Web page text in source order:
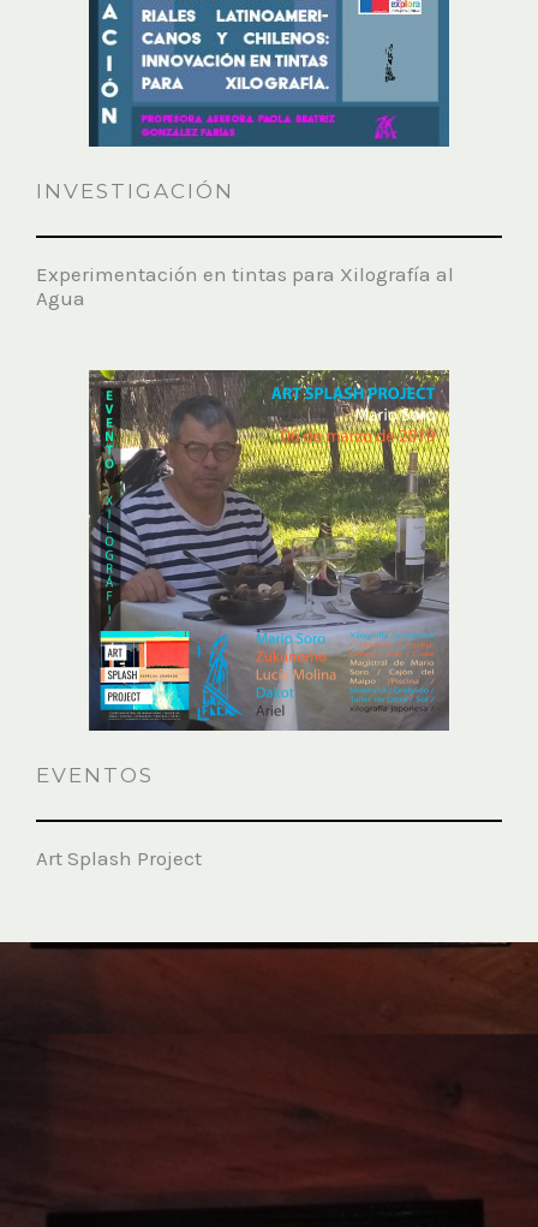
INVESTIGACIÓN
Experimentación en tintas para Xilografía al
Agua
EVENTOS
Art Splash Project